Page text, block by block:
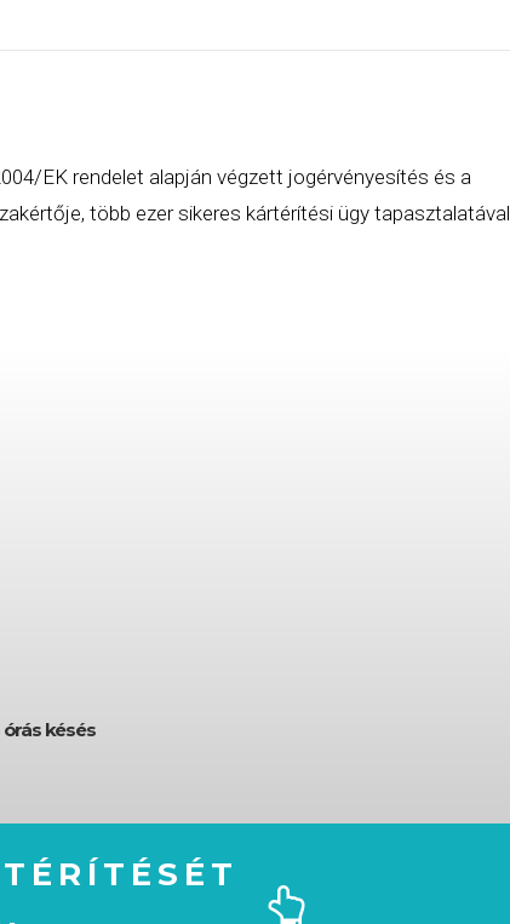
EK rendelet alapján végzett jogérvényesítés és a
több ezer sikeres kártérítési ügy tapasztalatával.
órás késés